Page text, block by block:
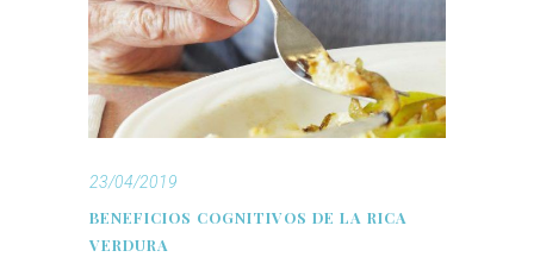
23/04/2019
BENEFICIOS COGNITIVOS DE LA RICA
VERDURA